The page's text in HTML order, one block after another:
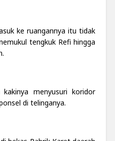
ke ruangannya itu tidak
tengkuk Refi hingga
kakinya menyusuri koridor
di telinganya.